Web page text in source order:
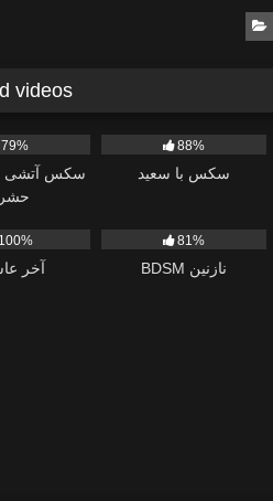
videos
79%
سکس آتشی
88%
سکس با سعید
100%
آخر
81%
BDSM نازنین